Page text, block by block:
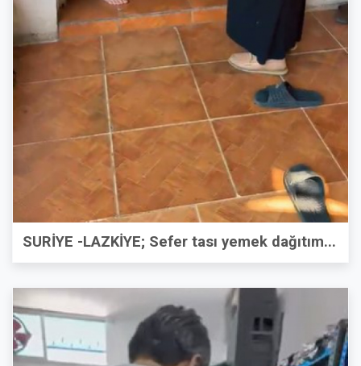
SURİYE -LAZKİYE; Sefer tası yemek dağıtım...